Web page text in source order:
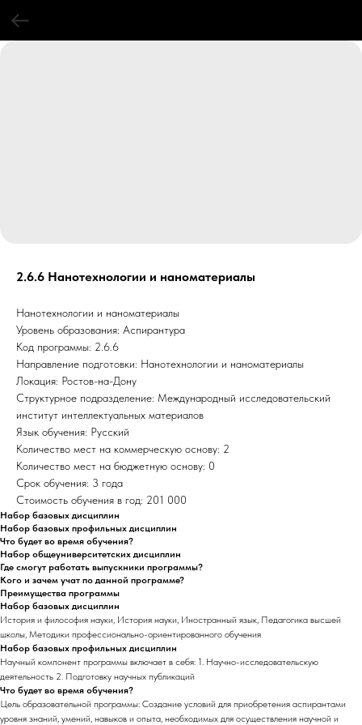
2.6.6 Нанотехнологии и наноматериалы
Нанотехнологии и наноматериалы
Уровень образования: Аспирантура
Код программы: 2.6.6
Направление подготовки: Нанотехнологии и наноматериалы
Локация: Ростов-на-Дону
Структурное подразделение: Международный исследовательский
институт интеллектуальных материалов
Язык обучения: Русский
Количество мест на коммерческую основу: 2
Количество мест на бюджетную основу: 0
Срок обучения: 3 года
Стоимость обучения в год: 201 000
Набор базовых дисциплин
Набор базовых профильных дисциплин
Что будет во время обучения?
Набор общеуниверситетских дисциплин
Где смогут работать выпускники программы?
Кого и зачем учат по данной программе?
Преимущества программы
Набор базовых дисциплин
История и философия науки, История науки, Иностранный язык, Педагогика высшей
школы, Методики профессионально-ориентированного обучения
Набор базовых профильных дисциплин
Научный компонент программы включает в себя: 1. Научно-исследовательскую
деятельность 2. Подготовку научных публикаций
Что будет во время обучения?
Цель образовательной программы: Создание условий для приобретения аспирантами
уровня знаний, умений, навыков и опыта, необходимых для осуществления научной и